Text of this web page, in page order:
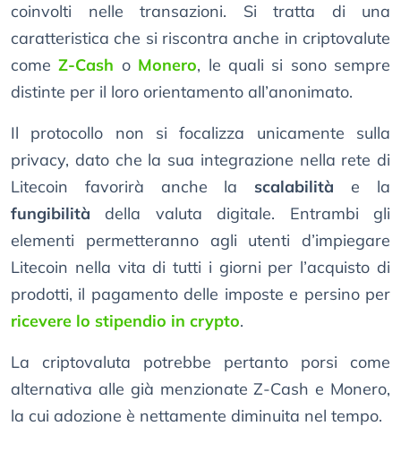
coinvolti nelle transazioni. Si tratta di una
caratteristica che si riscontra anche in criptovalute
comeZ-Cash o Monero, le quali si sono sempre
distinte per il loro orientamento all’anonimato.
Il protocollo non si focalizza unicamente sulla
privacy, dato che la sua integrazione nella rete di
Litecoin favorirà anche la scalabilità e la
fungibilità della valuta digitale. Entrambi gli
elementi permetteranno agli utenti d’impiegare
Litecoin nella vita di tutti i giorni per l’acquisto di
prodotti, il pagamento delle imposte e persino per
ricevere lo stipendio in crypto.
La criptovaluta potrebbe pertanto porsi come
alternativa alle già menzionate Z-Cash e Monero,
la cui adozione è nettamente diminuita nel tempo.